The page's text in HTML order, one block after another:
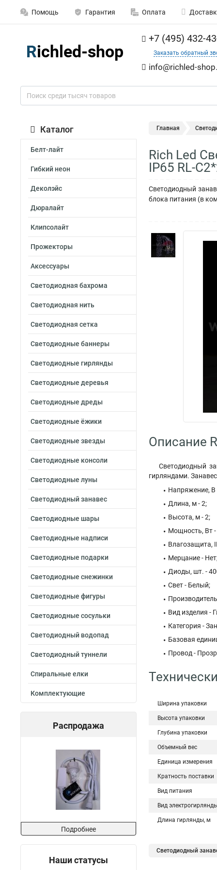
Помощь Гарантия Оплата
+7 (495) 432-
Заказать обратный
info@richled-
Каталог
Белт-лайт
Гибкий неон
Деколэйс
Дюралайт
Клипсолайт
Прожекторы
Аксессуары
Светодиодная бахрома
Светодиодная нить
Светодиодная сетка
Светодиодные баннеры
Светодиодные гирлянды
Светодиодные деревья
Светодиодные дреды
Светодиодные ёжики
Светодиодные звезды
Светодиодные консоли
Светодиодные луны
Светодиодный занавес
Светодиодные шары
Светодиодные надписи
Светодиодные подарки
Светодиодные снежинки
Светодиодные фигуры
Светодиодные сосульки
Светодиодный водопад
Светодиодный туннели
Спиральные елки
Комплектующие
Распродажа
Подробнее
Наши статусы
Главная
Rich Led
IP65 RL-
Светодиодный
блока питания (в
Описание
Светодиодный
гирляндами.
Напряжение, В
Длина, м - 2;
Высота, м - 2;
Мощность, Вт -
Влагозащита,
Мерцание -
Диоды, шт. -
Свет - Белый;
Вид изделия -
Категория -
Базовая
Провод -
Ширина упаковки
Высота упаковки
Глубина упаковки
Объемный вес
Единица измерения
Кратность поставки
Вид питания
Вид
Длина гирлянды, м
Светодиодный